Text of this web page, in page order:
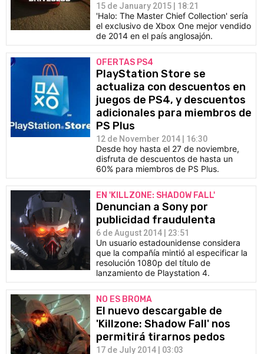
15 de January 2015 | 18:21
'Halo: The Master Chief Collection' sería
el exclusivo de Xbox One mejor vendido
de 2014 en el país anglosajón.
OFERTAS PS4
PlayStation Store se
actualiza con descuentos en
juegos de PS4, y descuentos
adicionales para miembros de
PS Plus
12 de November 2014 | 16:30
Desde hoy hasta el 27 de noviembre,
disfruta de descuentos de hasta un
60% para miembros de PS Plus.
EN 'KILLZONE: SHADOW FALL'
Denuncian a Sony por
publicidad fraudulenta
6 de August 2014 | 23:51
Un usuario estadounidense considera
que la compañía mintió al especificar la
resolución 1080p del título de
lanzamiento de Playstation 4.
NO ES BROMA
El nuevo descargable de
'Killzone: Shadow Fall' nos
permitirá tirarnos pedos
17 de July 2014 | 03:03